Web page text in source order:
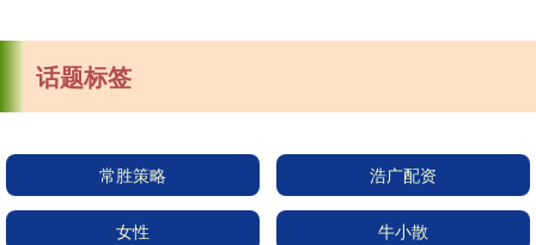
话题标签
常胜策略 浩广配资
女性 牛小散